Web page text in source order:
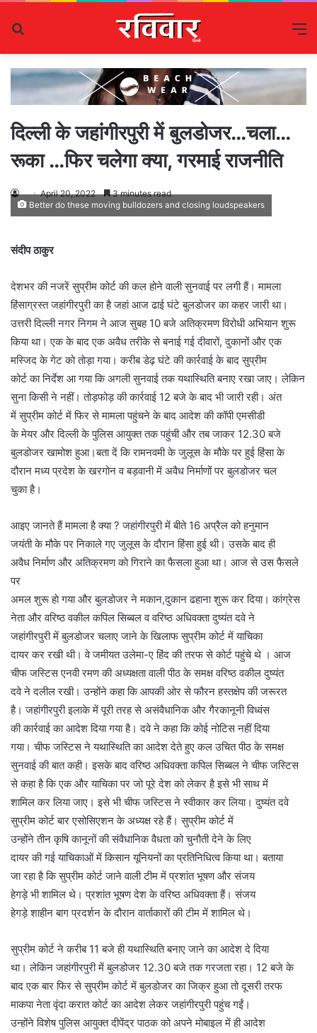
दिल्ली के जहांगीरपुरी में बुलडोजर…चला…
रूका …फिर चलेगा क्या, गरमाई राजनीति
April 20, 2022 3 minutes read
Better do these moving bulldozers and closing loudspeakers
संदीप ठाकुर
देशभर की नजरें सुप्रीम कोर्ट की कल होने वाली सुनवाई पर लगी हैं। मामला
हिंसाग्रस्त जहांगीरपुरी का है जहां आज ढाई घंटे बुलडोजर का कहर जारी था।
उत्तरी दिल्ली नगर निगम ने आज सुबह 10 बजे अतिक्रमण विरोधी अभियान शुरू
किया था। एक के बाद एक अवैध तरीके से बनाई गई दीवारों, दुकानों और एक
मस्जिद के गेट को ताेड़ा गया। करीब डेढ़ घंटे की कार्रवाई के बाद सुप्रीम
कोर्ट का निर्देश आ गया कि अगली सुनवाई तक यथास्थिति बनाए रखा जाए। लेकिन
सुना किसी ने नहीं। तोड़फोड़ की कार्रवाई 12 बजे के बाद भी जारी रही। अंत
में सुप्रीम कोर्ट में फिर से मामला पहुंचने के बाद आदेश की कॉपी एमसीडी
के मेयर और दिल्ली के पुलिस आयुक्त तक पहुंची और तब जाकर 12.30 बजे
बुलडोजर खामोश हुआ।बता दें कि रामनवमी के जुलूस के मौके पर हुई हिंसा के
दौरान मध्य प्रदेश के खरगोन व बड़वानी में अवैध निर्माणों पर बुलडोजर चल
चुका है।
आइए जानते हैं मामला है क्या ? जहांगीरपुरी में बीते 16 अप्रैल को हनुमान
जयंती के मौके पर निकाले गए जुलूस के दौरान हिंसा हुई थी। उसके बाद ही
अवैध निर्माण और अतिक्रमण काे गिराने का फैसला हुआ था। आज से उस फैसले
पर
अमल शुरू हाे गया और बुलडोजर ने मकान,दुकान ढहाना शुरू कर दिया। कांग्रेस
नेता और वरिष्ठ वकील कपिल सिब्बल व वरिष्ठ अधिवक्ता दुष्यंत दवे ने
जहांगीरपुरी में बुलडोजर चलाए जाने के खिलाफ सुप्रीम कोर्ट में याचिका
दायर कर रखी थी। वे जमीयत उलेमा-ए हिंद की तरफ से कोर्ट पहुंचे थे । आज
चीफ जस्टिस एनवी रमण की अध्यक्षता वाली पीठ के समक्ष वरिष्ठ वकील दुष्यंत
दवे ने दलील रखी। उन्होंने कहा कि आपकी ओर से फौरन हस्तक्षेप की जरूरत
है। जहांगीरपुरी इलाके में पूरी तरह से असंवैधानिक और गैरकानूनी विध्वंस
की कार्रवाई का आदेश दिया गया है। दवे ने कहा कि कोई नोटिस नहीं दिया
गया। चीफ जस्टिस ने यथास्थिति का आदेश देते हुए कल उचित पीठ के समक्ष
सुनवाई की बात कही। इसके बाद वरिष्ठ अधिवक्ता कपिल सिब्बल ने चीफ जस्टिस
से कहा है कि एक और याचिका पर जो पूरे देश को लेकर है इसे भी साथ में
शामिल कर लिया जाए। इसे भी चीफ जस्टिस ने स्वीकार कर लिया। दुष्यंत दवे
सुप्रीम कोर्ट बार एसोसिएशन के अध्यक्ष रहे हैं। सुप्रीम कोर्ट में
उन्होंने तीन कृषि कानूनों की संवैधानिक वैधता को चुनौती देने के लिए
दायर की गई याचिकाओं में किसान यूनियनों का प्रतिनिधित्व किया था। बताया
जा रहा है कि सुप्रीम कोर्ट जाने वाली टीम में प्रशांत भूषण और संजय
हेगड़े भी शामिल थे। प्रशांत भूषण देश के वरिष्ठ अधिवक्ता हैं। संजय
हेगड़े शाहीन बाग प्रदर्शन के दौरान वार्ताकारों की टीम में शामिल थे।
सुप्रीम कोर्ट ने करीब 11 बजे ही यथास्थिति बनाए जाने का आदेश दे दिया
था। लेकिन जहांगीरपुरी में बुलडोजर 12.30 बजे तक गरजता रहा। 12 बजे के
बाद एक बार फिर से सुप्रीम कोर्ट में बुलडोजर का जिक्र हुआ तो दूसरी तरफ
माकपा नेता वृंदा करात कोर्ट का आदेश लेकर जहांगीरपुरी पहुंच गईं।
उन्होंने विशेष पुलिस आयुक्त दीपेंद्र पाठक को अपने मोबाइल में ही आदेश